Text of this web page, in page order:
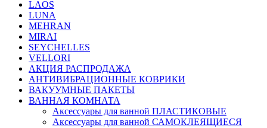
LAOS
LUNA
MEHRAN
MIRAI
SEYCHELLES
VELLORI
АКЦИЯ РАСПРОДАЖА
АНТИВИБРАЦИОННЫЕ КОВРИКИ
ВАКУУМНЫЕ ПАКЕТЫ
ВАННАЯ КОМНАТА
Аксессуары для ванной ПЛАСТИКОВЫЕ
Аксессуары для ванной САМОКЛЕЯЩИЕСЯ